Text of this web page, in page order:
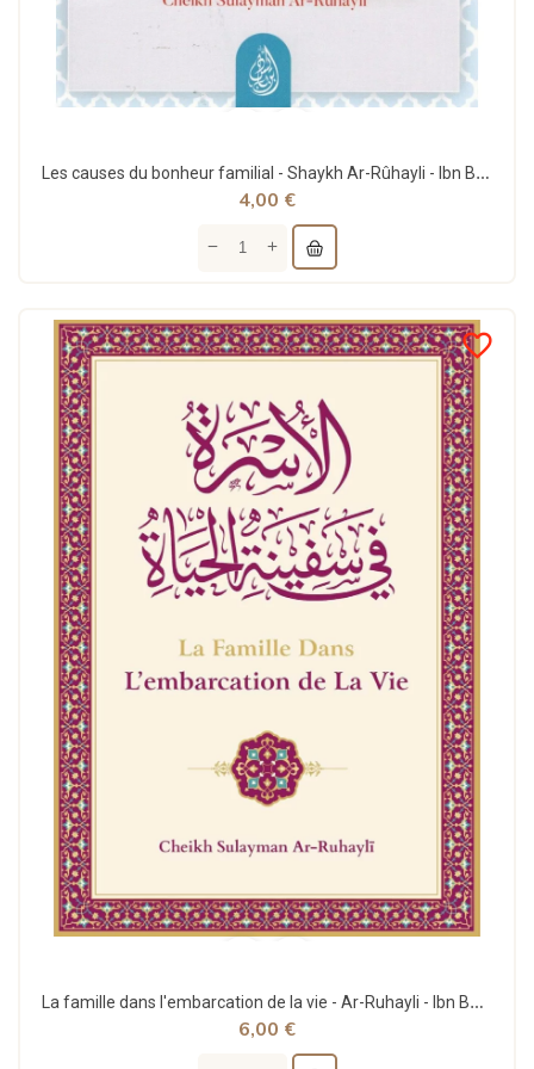
Les causes du bonheur familial - Shaykh Ar-Rûhayli - Ibn Badis
4,00 €
favorite_border
La famille dans l'embarcation de la vie - Ar-Ruhayli - Ibn Badis
6,00 €